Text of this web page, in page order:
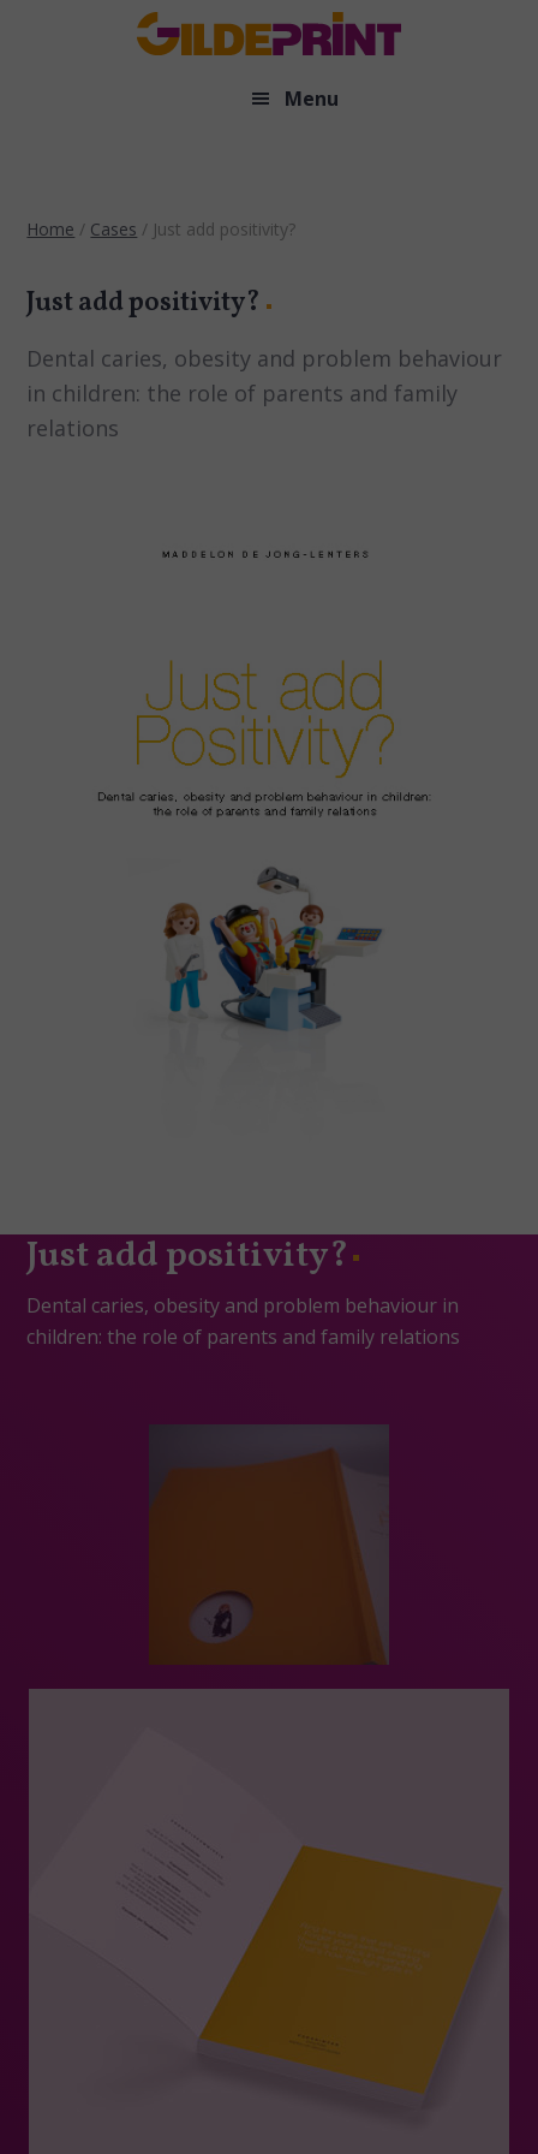
Menu
Home / Cases / Just add positivity?
Just add positivity?
Dental caries, obesity and problem behaviour
in children: the role of parents and family
relations
Just add positivity?
Dental caries, obesity and problem behaviour in
children: the role of parents and family relations